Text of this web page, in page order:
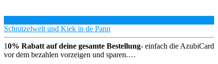
Schnitzelwelt und Kiek in de Pann
10% Rabatt auf deine gesamte Bestellung- einfach die AzubiCard
vor dem bezahlen vorzeigen und sparen.…